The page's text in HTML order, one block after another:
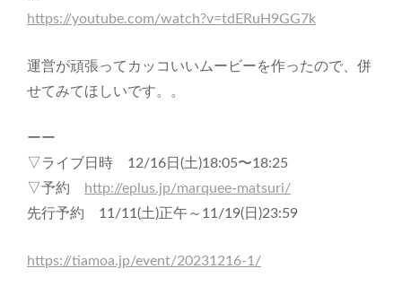
https://youtube.com/watch?v=tdERuH9GG7k
運営が頑張ってカッコいいムービーを作ったので、併
せてみてほしいです。。
ーー
▽ライブ日時 12/16日(土)18:05〜18:25
▽予約
http://eplus.jp/marquee-matsuri/
先行予約 11/11(土)正午～11/19(日)23:59
https://tiamoa.jp/event/20231216-1/